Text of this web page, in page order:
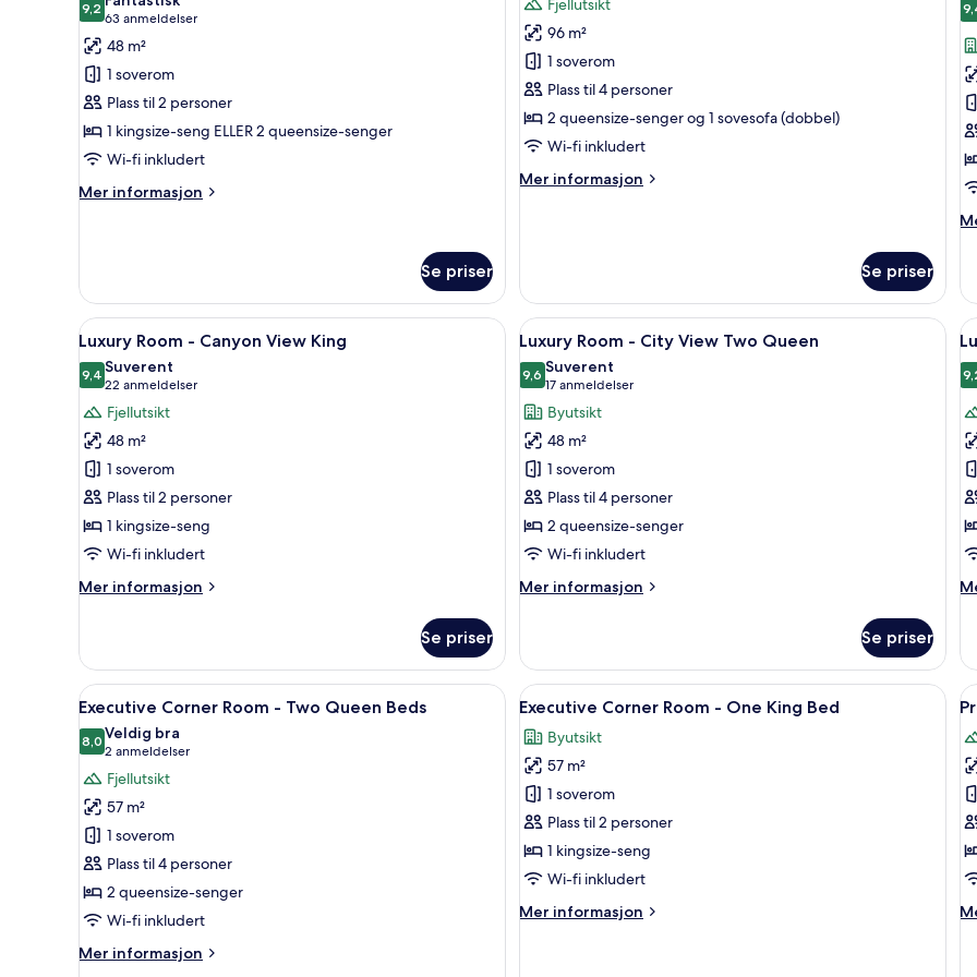
bildene
av
Luxury
Room
-
Bed
Type
Assigned
9,29,2 av 10
63 anmeldelser
(63
anmeldelser)
48 m²
1 soverom
Plass til 2 personer
1 kingsize-seng ELLER 2 queensize-senger
Wi-fi inkludert
Mer informasjon
Mer
-
Bed
Type
Assigned
at
Check-
In
Se priser
bildene
av
Signature
Suite,
2
Queen
Fjellutsikt
96 m²
1 soverom
Plass til 4 personer
2 queensize-senger og 1 sovesofa (dobbel)
Wi-fi inkludert
Mer informasjon
Mer
Queen
Beds
Se priser
-
Åpne
alle
bildene
av
Luxury
Room
-
Canyon
View
King
8
Luxury Room - Canyon View King
9,49,4 av 10
Suverent
22 anmeldelser
(22
anmeldelser)
Fjellutsikt
48 m²
1 soverom
Plass til 2 personer
1 kingsize-seng
Wi-fi inkludert
Mer informasjon
Mer
Room
Canyon
View
King
Se priser
Åpne
alle
bildene
av
Luxury
Room
-
City
View
Two
Queen
6
Luxury Room - City View Two Queen
9,69,6 av 10
Suverent
17 anmeldelser
(17
anmeldelser)
Byutsikt
48 m²
1 soverom
Plass til 4 personer
2 queensize-senger
Wi-fi inkludert
Mer informasjon
Mer
Room
City
Two
Queen
Se priser
-
Åpne
alle
bildene
av
Executive
Corner
Room
-
Two
Queen
Beds
6
Executive Corner Room - Two Queen Beds
8,08,0 av 10
Veldig bra
2 anmeldelser
(2
anmeldelser)
Fjellutsikt
57 m²
1 soverom
Plass til 4 personer
2 queensize-senger
Wi-fi inkludert
Mer informasjon
Mer
Åpne
alle
bildene
av
Executive
Corner
Room
-
King
6
Executive Corner Room - One King Bed
Byutsikt
57 m²
1 soverom
Plass til 2 personer
1 kingsize-seng
Wi-fi inkludert
Mer informasjon
Mer
1